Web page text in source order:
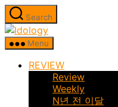
Skip
to
the
content
Search
Idology
Menu
REVIEW
Review
Weekly
N년 전 이달